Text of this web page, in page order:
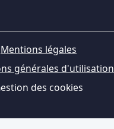
Mentions légales
générales d'utilisation
des cookies